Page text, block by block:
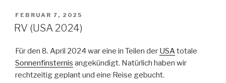
See)“
VERÖFFENTLICHT
AM
FEBRUAR 7, 2025
RV (USA 2024)
Für den 8. April 2024 war eine in Teilen der USAtotale
Sonnenfinsternis angekündigt. Natürlich haben wir
rechtzeitig geplant und eine Reise gebucht.